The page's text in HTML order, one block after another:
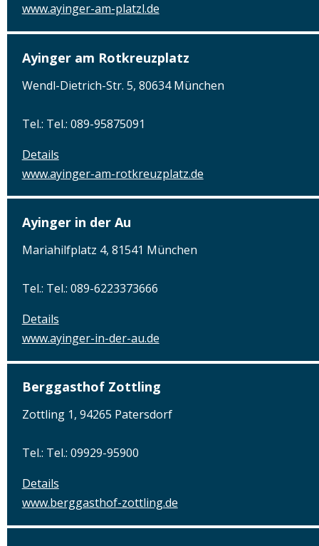
www.ayinger-am-platzl.de
Ayinger am Rotkreuzplatz
Wendl-Dietrich-Str. 5, 80634 München
Tel.: Tel.: 089-95875091
Details
www.ayinger-am-rotkreuzplatz.de
Ayinger in der Au
Mariahilfplatz 4, 81541 München
Tel.: Tel.: 089-6223373666
Details
www.ayinger-in-der-au.de
Berggasthof Zottling
Zottling 1, 94265 Patersdorf
Tel.: Tel.: 09929-95900
Details
www.berggasthof-zottling.de